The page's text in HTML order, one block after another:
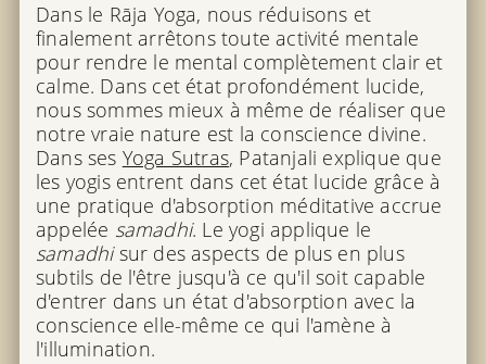
Dans le Rāja Yoga, nous réduisons et
finalement arrêtons toute activité mentale
pour rendre le mental complètement clair et
calme. Dans cet état profondément lucide,
nous sommes mieux à même de réaliser que
notre vraie nature est la conscience divine.
Dans ses Yoga Sutras, Patanjali explique que
les yogis entrent dans cet état lucide grâce à
une pratique d'absorption méditative accrue
appelée samadhi. Le yogi applique le
samadhisur des aspects de plus en plus
subtils de l'être jusqu'à ce qu'il soit capable
d'entrer dans un état d'absorption avec la
conscience elle-même ce qui l'amène à
l'illumination.